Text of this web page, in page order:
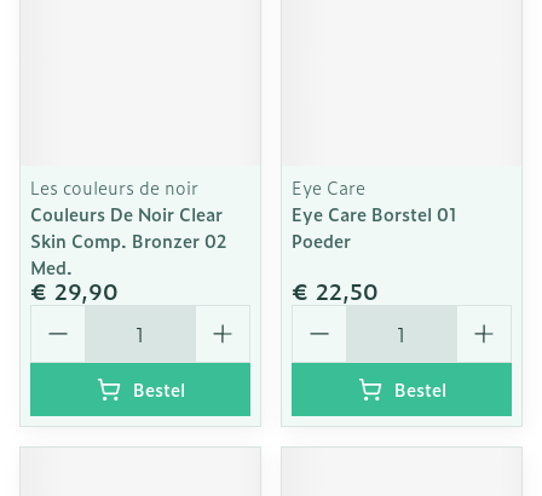
Les couleurs de noir
Couleurs De Noir Clear
Skin Comp. Bronzer 02
Med.
€ 29,90
Aantal
Bestel
Eye Care
Eye Care Borstel 01
Poeder
€ 22,50
Aantal
Bestel